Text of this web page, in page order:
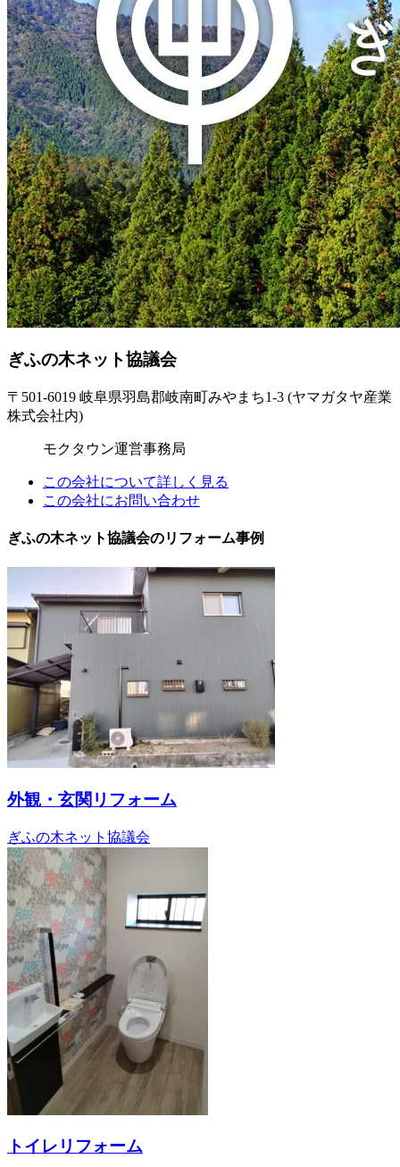
ぎふの木ネット協議会
〒501-6019 岐阜県羽島郡岐南町みやまち1-3 (ヤマガタヤ産業
株式会社内)
モクタウン運営事務局
この会社について詳しく見る
この会社にお問い合わせ
ぎふの木ネット協議会のリフォーム事例
外観・玄関リフォーム
ぎふの木ネット協議会
トイレリフォーム